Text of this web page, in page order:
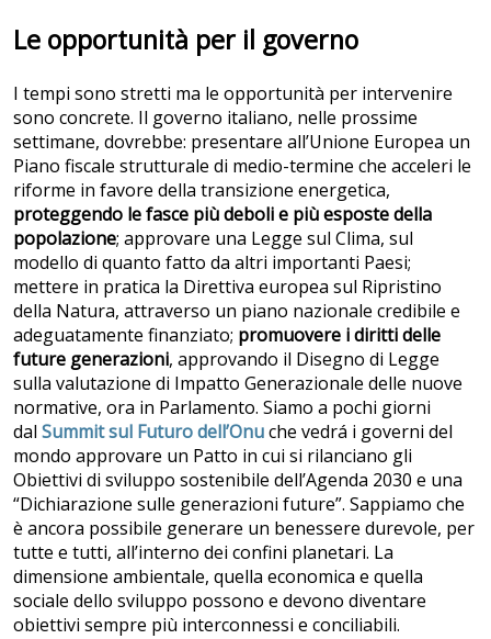
Le opportunità per il governo
I tempi sono stretti ma le opportunità per intervenire
sono concrete. Il governo italiano, nelle prossime
settimane, dovrebbe: presentare all’Unione Europea un
Piano fiscale strutturale di medio-termine che acceleri le
riforme in favore della transizione energetica,
proteggendo le fasce più deboli e più esposte della
popolazione; approvare una Legge sul Clima, sul
modello di quanto fatto da altri importanti Paesi;
mettere in pratica la Direttiva europea sul Ripristino
della Natura, attraverso un piano nazionale credibile e
adeguatamente finanziato; promuovere i diritti delle
future generazioni, approvando il Disegno di Legge
sulla valutazione di Impatto Generazionale delle nuove
normative, ora in Parlamento. Siamo a pochi giorni
dal Summit sul Futuro dell’Onuche vedrá i governi del
mondo approvare un Patto in cui si rilanciano gli
Obiettivi di sviluppo sostenibile dell’Agenda 2030 e una
“Dichiarazione sulle generazioni future”. Sappiamo che
è ancora possibile generare un benessere durevole, per
tutte e tutti, all’interno dei confini planetari. La
dimensione ambientale, quella economica e quella
sociale dello sviluppo possono e devono diventare
obiettivi sempre più interconnessi e conciliabili.